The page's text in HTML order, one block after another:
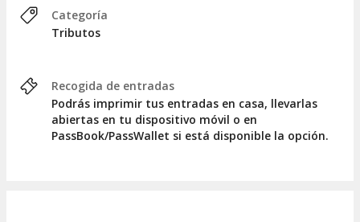
Categoría
Tributos
Recogida de entradas
Podrás imprimir tus entradas en casa, llevarlas
abiertas en tu dispositivo móvil o en
PassBook/PassWallet si está disponible la opción.